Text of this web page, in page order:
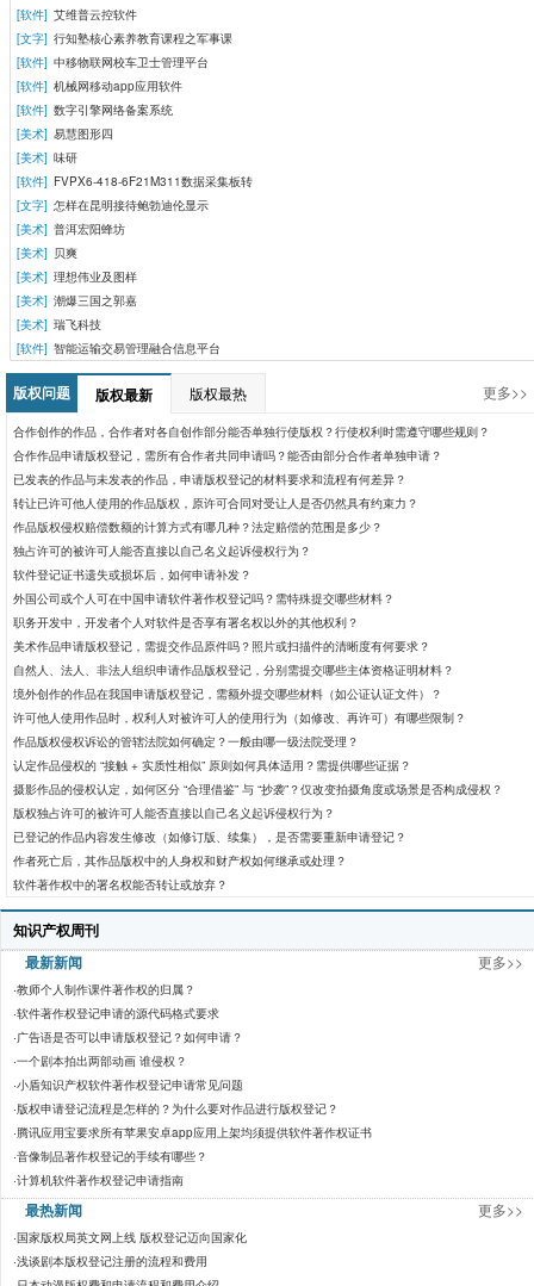
[软件] 艾维普云控软件
[文字] 行知塾核心素养教育课程之军事课
[软件] 中移物联网校车卫士管理平台
[软件] 机械网移动app应用软件
[软件] 数字引擎网络备案系统
[美术] 易慧图形四
[美术] 味研
[软件] FVPX6-418-6F21M311数据采集板转
[文字] 怎样在昆明接待鲍勃迪伦显示
[美术] 普洱宏阳蜂坊
[美术] 贝爽
[美术] 理想伟业及图样
[美术] 潮爆三国之郭嘉
[美术] 瑞飞科技
[软件] 智能运输交易管理融合信息平台
版权问题 版权最新 版权最热 更多>>
合作创作的作品，合作者对各自创作部分能否单独行使版权？行使权利时需遵守哪些规则？
合作作品申请版权登记，需所有合作者共同申请吗？能否由部分合作者单独申请？
已发表的作品与未发表的作品，申请版权登记的材料要求和流程有何差异？
转让已许可他人使用的作品版权，原许可合同对受让人是否仍然具有约束力？
作品版权侵权赔偿数额的计算方式有哪几种？法定赔偿的范围是多少？​
独占许可的被许可人能否直接以自己名义起诉侵权行为？
软件登记证书遗失或损坏后，如何申请补发？
外国公司或个人可在中国申请软件著作权登记吗？需特殊提交哪些材料？
职务开发中，开发者个人对软件是否享有署名权以外的其他权利？
美术作品申请版权登记，需提交作品原件吗？照片或扫描件的清晰度有何要求？
自然人、法人、非法人组织申请作品版权登记，分别需提交哪些主体资格证明材料？
境外创作的作品在我国申请版权登记，需额外提交哪些材料（如公证认证文件）？
许可他人使用作品时，权利人对被许可人的使用行为（如修改、再许可）有哪些限制？
作品版权侵权诉讼的管辖法院如何确定？一般由哪一级法院受理？
认定作品侵权的 “接触 + 实质性相似” 原则如何具体适用？需提供哪些证据？
摄影作品的侵权认定，如何区分 “合理借鉴” 与 “抄袭”？仅改变拍摄角度或场景是否构成侵权？
版权独占许可的被许可人能否直接以自己名义起诉侵权行为？
已登记的作品内容发生修改（如修订版、续集），是否需要重新申请登记？
作者死亡后，其作品版权中的人身权和财产权如何继承或处理？
软件著作权中的署名权能否转让或放弃？
知识产权周刊
最新新闻
更多>>
·教师个人制作课件著作权的归属？
·软件著作权登记申请的源代码格式要求
·广告语是否可以申请版权登记？如何申请？
·一个剧本拍出两部动画 谁侵权？
·小盾知识产权软件著作权登记申请常见问题
·版权申请登记流程是怎样的？为什么要对作品进行版权登记？
·腾讯应用宝要求所有苹果安卓app应用上架均须提供软件著作权证书
·音像制品著作权登记的手续有哪些？
·计算机软件著作权登记申请指南
最热新闻 更多>>
·国家版权局英文网上线 版权登记迈向国家化
·浅谈剧本版权登记注册的流程和费用